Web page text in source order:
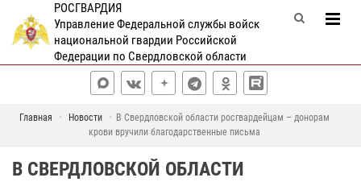
РОСГВАРДИЯ
Управление Федеральной службы войск
национальной гвардии Российской
Федерации по Свердловской области
Главная Новости
В Свердловской области росгвардейцам – донорам
крови вручили благодарственные письма
В СВЕРДЛОВСКОЙ ОБЛАСТИ